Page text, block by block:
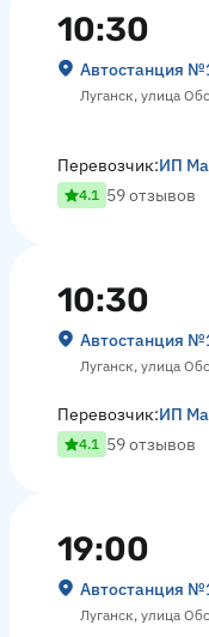
10:30
Автостанция
Луганск, улица
Перевозчик:ИП
4.1 59 отзывов
10:30
Автостанция
Луганск, улица
Перевозчик:ИП
4.1 59 отзывов
19:00
Автостанция
Луганск, улица